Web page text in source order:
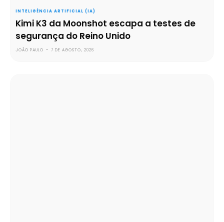
INTELIGÊNCIA ARTIFICIAL (IA)
Kimi K3 da Moonshot escapa a testes de
segurança do Reino Unido
JOÃO PAULO - 7 DE AGOSTO, 2026